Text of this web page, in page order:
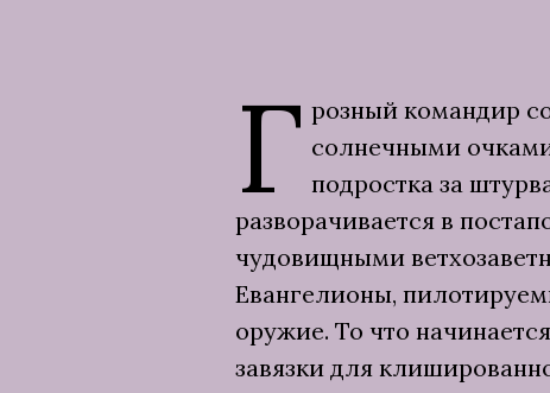
Г розный командир
солнечными
подростка за
разворачивается в
чудовищными
Евангелионы,
оружие. То что
завязки для